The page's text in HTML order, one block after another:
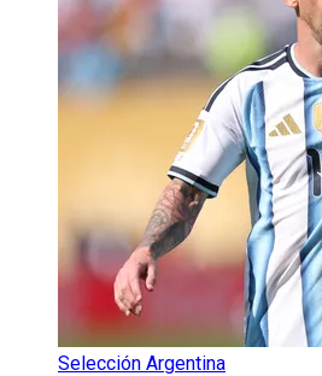
Selección Argentina